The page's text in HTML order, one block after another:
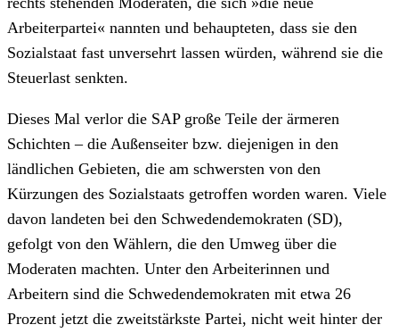
Arbeiterpartei« nannten und behaupteten, dass sie den
Sozialstaat fast unversehrt lassen würden, während sie die
Steuerlast senkten.
Dieses Mal verlor die SAP große Teile der ärmeren
Schichten – die Außenseiter bzw. diejenigen in den
ländlichen Gebieten, die am schwersten von den
Kürzungen des Sozialstaats getroffen worden waren. Viele
davon landeten bei den Schwedendemokraten (SD),
gefolgt von den Wählern, die den Umweg über die
Moderaten machten. Unter den Arbeiterinnen und
Arbeitern sind die Schwedendemokraten mit etwa 26
Prozent jetzt die zweitstärkste Partei, nicht weit hinter der